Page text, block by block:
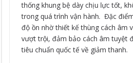
thống khung bệ dày chịu lực tốt,
trong quá trình vận hành. Đặc
độ ồn nhờ thiết kế thùng cách âm
vượt trội, đảm bảo cách âm tuyệt
tiêu chuẩn quốc tế về giảm thanh.